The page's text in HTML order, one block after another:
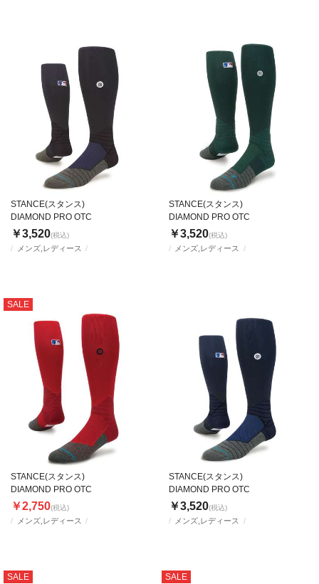
メンズ,レディース
STANCE(スタンス)
DIAMOND PRO OTC
￥3,520(税込)
メンズ,レディース
STANCE(スタンス)
DIAMOND PRO OTC
￥3,520(税込)
SALE
メンズ,レディース
STANCE(スタンス)
DIAMOND PRO OTC
￥2,750(税込)
メンズ,レディース
STANCE(スタンス)
DIAMOND PRO OTC
￥3,520(税込)
SALE SALE